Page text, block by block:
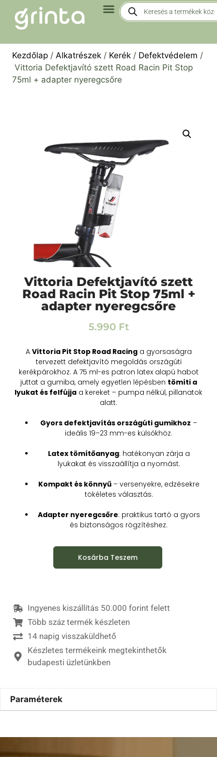
Kezdőlap / Alkatrészek / Kerék / Defektvédelem /
Vittoria Defektjavító szett Road Racin Pit Stop
75ml + adapter nyeregcsőre
Vittoria Defektjavító szett
Road Racin Pit Stop 75ml +
adapter nyeregcsőre
5.990 Ft
A Vittoria Pit Stop Road Racinga gyorsaságra
tervezett defektjavító megoldás országúti
kerékpárokhoz. A 75 ml-es patron latex alapú habot
juttat a gumiba, amely egyetlen lépésben tömíti a
lyukat és felfújja a kereket – pumpa nélkül, pillanatok
alatt.
Gyors defektjavítás országúti gumikhoz –
ideális 19–23 mm-es külsőkhöz.
Latex tömítőanyag: hatékonyan zárja a
lyukakat és visszaállítja a nyomást.
Kompakt és könnyű– versenyekre, edzésekre
tökéletes választás.
Adapter nyeregcsőre: praktikus tartó a gyors
és biztonságos rögzítéshez.
Kosárba Teszem
Ingyenes kiszállítás 50.000 forint felett
Több száz termék készleten
14 napig visszaküldhető
Készletes termékeink megtekinthetők
budapesti üzletünkben
Paraméterek